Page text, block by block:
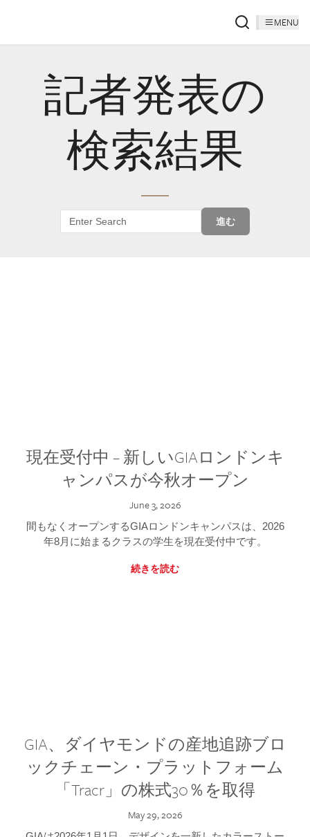
MENU
記者発表の
検索結果
進む
現在受付中 – 新しいGIAロンドンキ
ャンパスが今秋オープン
June 3, 2026
間もなくオープンするGIAロンドンキャンパスは、2026
年8月に始まるクラスの学生を現在受付中です。
続きを読む
GIA、ダイヤモンドの産地追跡ブロ
ックチェーン・プラットフォーム
「Tracr」の株式30％を取得
May 29, 2026